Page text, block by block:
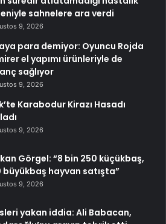
sahnelere ara verdi
9, 2026
para demiyor: Oyuncu Rojda
el yapımı ürünleriyle de
sağlıyor
9, 2026
Karabodur Kirazı Hasadı
9, 2026
Görgel: “8 bin 250 küçükbaş,
büyükbaş hayvan satışta”
9, 2026
yakan iddia: Ali Babacan,